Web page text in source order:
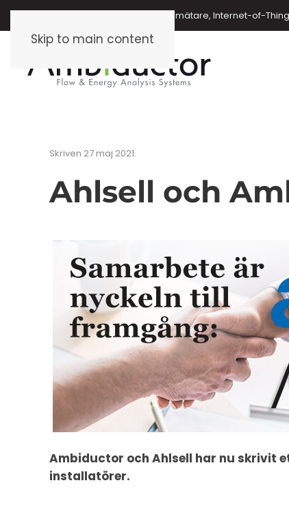
Skip to main content
Energimätare, vattenmätare, oljemätare, Internet-of-
Skriven 27 maj 2021.
Ahlsell och
Ambiductor och Ahlsell har nu skrivit
installatörer.